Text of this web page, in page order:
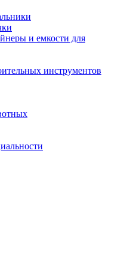
и емкости для
инструментов